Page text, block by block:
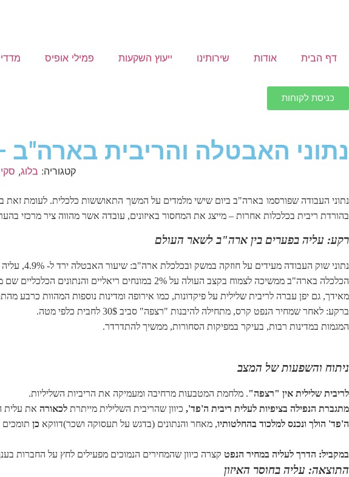
דף הבית אודות שירותינו ייעוץ השקעות פמילי אופיס
כניסת לקוחות
נתוני האבטלה והריבית בארה"ב
קטגוריה: בלוג,
נתוני העבודה שפורסמו בארה"ב ביום שישי מלמדים על המשך התאוששות כלכלית. לעומת זאת
בהורדת ריבית בכלכלות אחרות – מייצג את המחסור באיזונים, עובדה אשר מהווה ציר מרכזי
רקע: עליה בפערים בין ארה"ב לשאר העולם
נתוני שוק העבודה מעידים על חוזקה במשק ובכלכלת ארה"ב: שיעור האבטלה ירד ל- 4.9%, עליה קלה בשיעור ההשתתפות, עליה בשכר.
הכלכלה בארה"ב ממשיכה לצמוח בקצב העולה על 2% במונחים ריאליים והנתונים הכלכליים שם מאותתים על הצורך בהמשך עלית הריבית.
מאידך, גם יפן עברה לריבית שלילית על פיקדונות, כמו אירופה ומדינות נוספות המהוות כרבע
ברקע: לאחר שמחיר הנפט קרס, מתחילה להיבנות "רצפה" סביב 30$ לחבית כלפי מטה.
המגמות במדינות רבות, בעיקר במפיקות הסחורות, ממשיך להתדרדר.
ניתוח והשפעות של המצב
לריבית שלילית אין "רצפה". מלחמת המטבעות מרחיבה ומעמיקה את הריביות השליליות.
מתגברת הנפילה בציפיות לעלית ריבית ה'פד', כיוון שהריבית השלילית מייתרת לכאורה את עלית
ה'פד' הולך ונכנס למלכוד בהחלטותיו, מאחר והנתונים (בדגש על תעסוקה ושכר)דווקא כן
במקביל: הדרך לעליה במחיר הנפט קצרה כיוון שהמחירים הנמוכים מפעילים לחץ על החברות בענף, דבר שיוביל לצמצום בהיצע.
התוצאה: עליה בחוסר האיזון